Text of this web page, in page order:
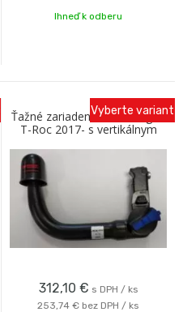
Ihneď k odberu
Ťažné zariadenie Volkswagen
T-Roc 2017- s vertikálnym
312,10 € s DPH / ks
253,74 € bez DPH / ks
Vyberte variant